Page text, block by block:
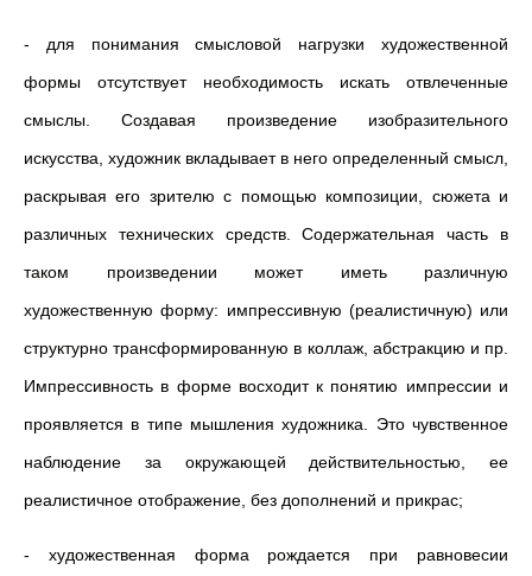
- для понимания смысловой нагрузки художественной
формы отсутствует необходимость искать отвлеченные
смыслы. Создавая произведение изобразительного
искусства, художник вкладывает в него определенный смысл,
раскрывая его зрителю с помощью композиции, сюжета и
различных технических средств. Содержательная часть в
таком произведении может иметь различную
художественную форму: импрессивную (реалистичную) или
структурно трансформированную в коллаж, абстракцию и пр.
Импрессивность в форме восходит к понятию импрессии и
проявляется в типе мышления художника. Это чувственное
наблюдение за окружающей действительностью, ее
реалистичное отображение, без дополнений и прикрас;
- художественная форма рождается при равновесии